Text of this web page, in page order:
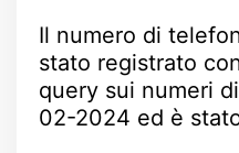
Il numero di
stato registrato
query sui numeri
02-2024 ed è